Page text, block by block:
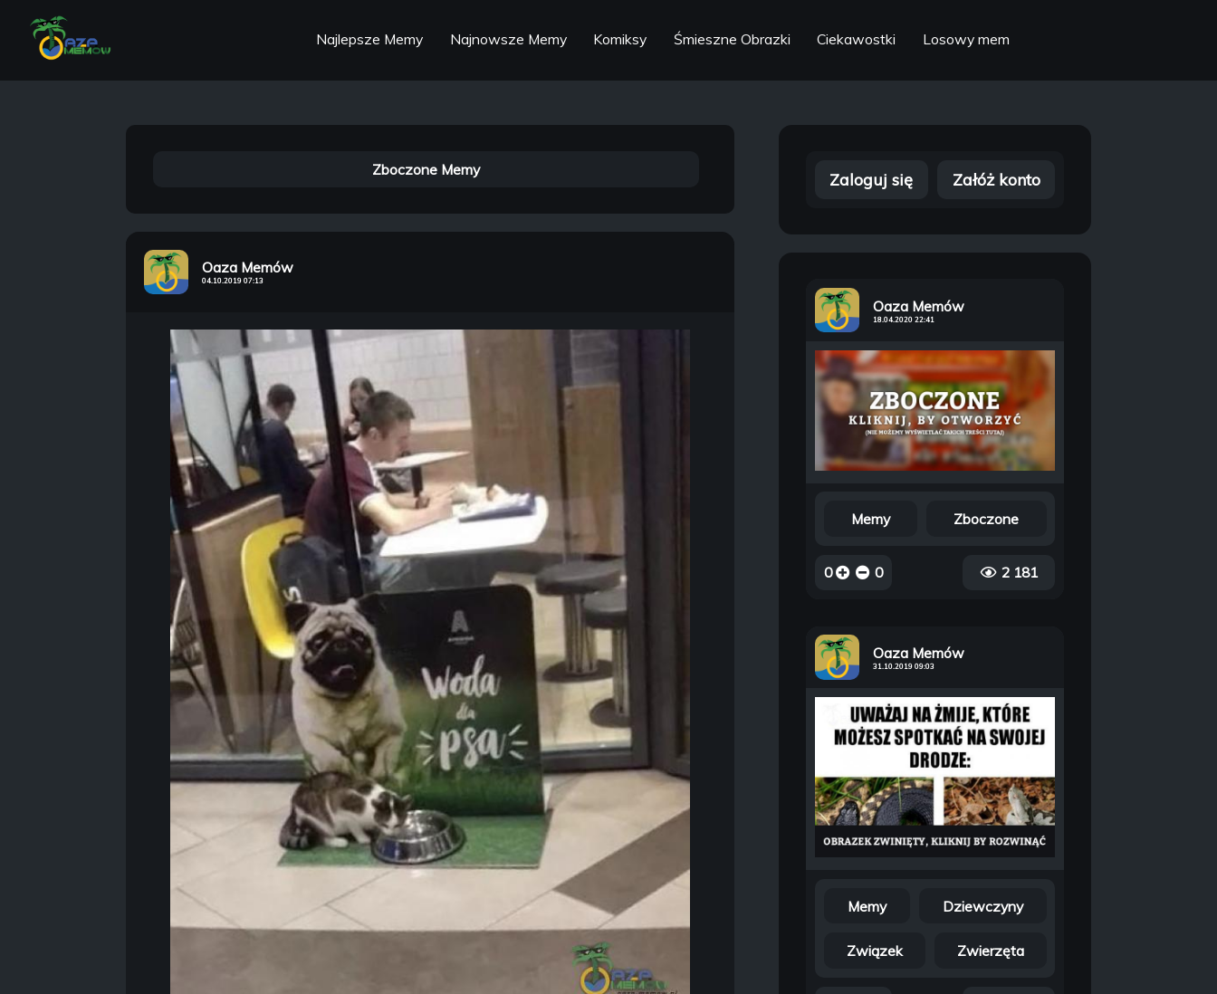
Najlepsze Memy Najnowsze Memy Komiksy Śmieszne Obrazki Ciekawostki Losowy mem
Zboczone Memy
Oaza Memów
04.10.2019 07:13
Zaloguj się Załóż konto
Oaza Memów
18.04.2020 22:41
Memy Zboczone
0 0 2 181
Oaza Memów
31.10.2019 09:03
Memy Dziewczyny
Związek Zwierzęta